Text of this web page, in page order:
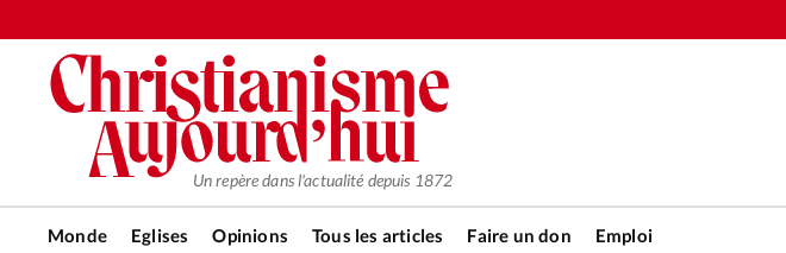
Un repère dans l'actualité depuis 1872
Monde Eglises Opinions Tous les articles Faire un don Emploi